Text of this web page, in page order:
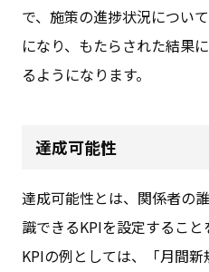
で、施策の進捗状況につい
になり、もたらされた結果
るようになります。
達成可能性
達成可能性とは、関係者の誰
識できるKPIを設定するこ
KPIの例としては、「月間